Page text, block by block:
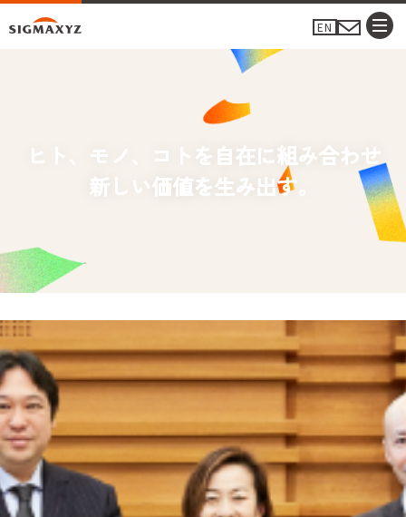
EN
ヒト、モノ、コトを自在に組み合わせ
新しい価値を生み出す。